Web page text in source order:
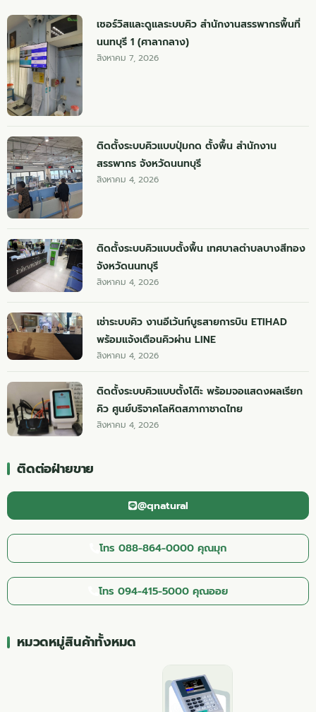
เซอร์วิสและดูแลระบบคิว สำนักงานสรรพากรพื้นที่
นนทบุรี 1 (ศาลากลาง)
สิงหาคม 7, 2026
ติดตั้งระบบคิวแบบปุ่มกด ตั้งพื้น สำนักงาน
สรรพากร จังหวัดนนทบุรี
สิงหาคม 4, 2026
ติดตั้งระบบคิวแบบตั้งพื้น เทศบาลตำบลบางสีทอง
จังหวัดนนทบุรี
สิงหาคม 4, 2026
เช่าระบบคิว งานอีเว้นท์บูธสายการบิน ETIHAD
พร้อมแจ้งเตือนคิวผ่าน LINE
สิงหาคม 4, 2026
ติดตั้งระบบคิวแบบตั้งโต๊ะ พร้อมจอแสดงผลเรียก
คิว ศูนย์บริจาคโลหิตสภากาชาดไทย
สิงหาคม 4, 2026
ติดต่อฝ่ายขาย
@qnatural
โทร 088-864-0000 คุณมุก
โทร 094-415-5000 คุณออย
หมวดหมู่สินค้าทั้งหมด